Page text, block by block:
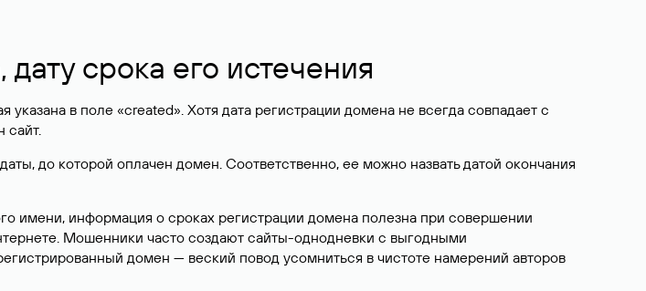
срока его истечения
в поле «created». Хотя дата регистрации домена не всегда совпадает с
сайт.
до которой оплачен домен. Соответственно, ее можно назвать датой окончания
имени, информация о сроках регистрации домена полезна при совершении
Мошенники часто создают сайты-однодневки с выгодными
домен — веский повод усомниться в чистоте намерений авторов